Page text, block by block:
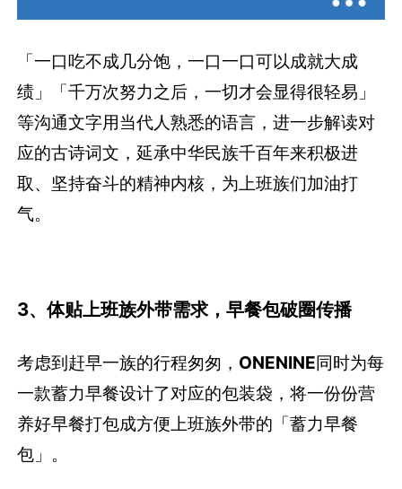
「一口吃不成几分饱，一口一口可以成就大成
绩」「千万次努力之后，一切才会显得很轻易」
等沟通文字用当代人熟悉的语言，进一步解读对
应的古诗词文，延承中华民族千百年来积极进
取、坚持奋斗的精神内核，为上班族们加油打
气。
3、体贴上班族外带需求，早餐包破圈传播
考虑到赶早一族的行程匆匆， ONENINE同时为每
一款蓄力早餐设计了对应的包装袋，将一份份营
养好早餐打包成方便上班族外带的「蓄力早餐
包」。